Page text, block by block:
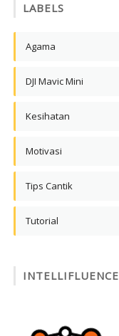
LABELS
Agama
DJI Mavic Mini
Kesihatan
Motivasi
Tips Cantik
Tutorial
INTELLIFLUENCE